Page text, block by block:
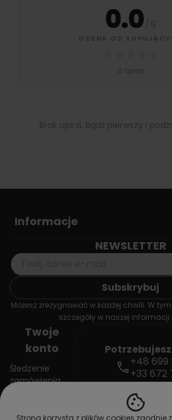
0.0/ 5
OCENA OD
0 opinii
Brak opinii. Bądź pierwszy i
cookie
Strona korzysta z plików cookies zgodnie
Informacje
NEWSLETTER
Możesz zrezygnować w każdej chwili. W
szczegóły w naszej informacji
Twoje
konto
Śledzenie
zamówienia
call+48
+33 672
mail